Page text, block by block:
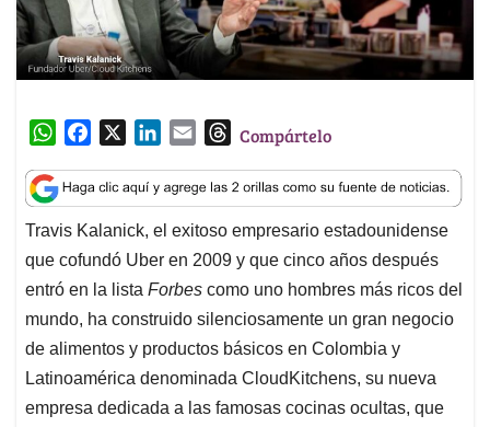
W
a
t
s
A
p
p
c
e
b
o
o
k
n
k
e
d
I
n
a
i
l
T
r
e
a
d
s
Compártelo
Travis Kalanick, el exitoso empresario estadounidense
que cofundó Uber en 2009 y que cinco años después
entró en la lista Forbes como uno hombres más ricos del
mundo, ha construido silenciosamente un gran negocio
de alimentos y productos básicos en Colombia y
Latinoamérica denominada CloudKitchens, su nueva
empresa dedicada a las famosas cocinas ocultas, que